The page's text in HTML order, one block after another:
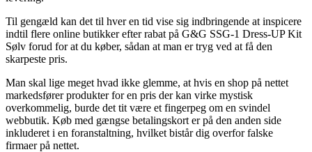
Til gengæld kan det til hver en tid vise sig indbringende at inspicere
indtil flere online butikker efter rabat på G&G SSG-1 Dress-UP Kit
Sølv forud for at du køber, sådan at man er tryg ved at få den
skarpeste pris.
Man skal lige meget hvad ikke glemme, at hvis en shop på nettet
markedsfører produkter for en pris der kan virke mystisk
overkommelig, burde det tit være et fingerpeg om en svindel
webbutik. Køb med gængse betalingskort er på den anden side
inkluderet i en foranstaltning, hvilket bistår dig overfor falske
firmaer på nettet.